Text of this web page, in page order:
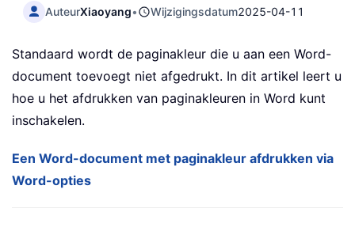
AuteurXiaoyang• Wijzigingsdatum2025-04-11
Standaard wordt de paginakleur die u aan een Word-
document toevoegt niet afgedrukt. In dit artikel leert u
hoe u het afdrukken van paginakleuren in Word kunt
inschakelen.
Een Word-document met paginakleur afdrukken via
Word-opties